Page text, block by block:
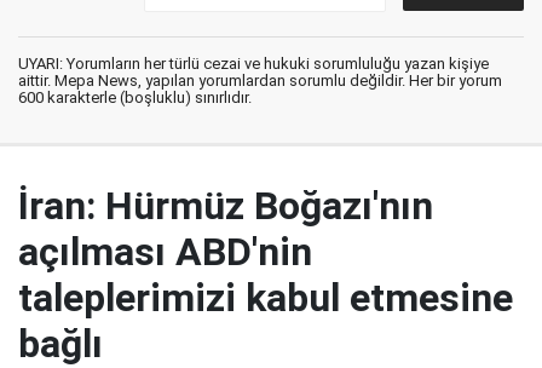
UYARI: Yorumların her türlü cezai ve hukuki sorumluluğu yazan kişiye
aittir. Mepa News, yapılan yorumlardan sorumlu değildir. Her bir yorum
600 karakterle (boşluklu) sınırlıdır.
İran: Hürmüz Boğazı'nın
açılması ABD'nin
taleplerimizi kabul etmesine
bağlı